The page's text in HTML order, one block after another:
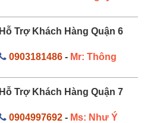
Hỗ Trợ Khách Hàng Quận 6
0903181486 - Mr: Thông
Hỗ Trợ Khách Hàng Quận 7
0904997692 - Ms: Như Ý